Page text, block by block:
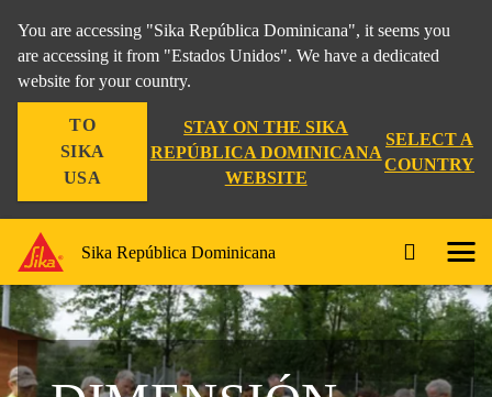
You are accessing "Sika República Dominicana", it seems you
are accessing it from "Estados Unidos". We have a dedicated
website for your country.
TO
SIKA
USA
STAY ON THE SIKA
REPÚBLICA DOMINICANA
WEBSITE
SELECT A
COUNTRY
Sika República Dominicana